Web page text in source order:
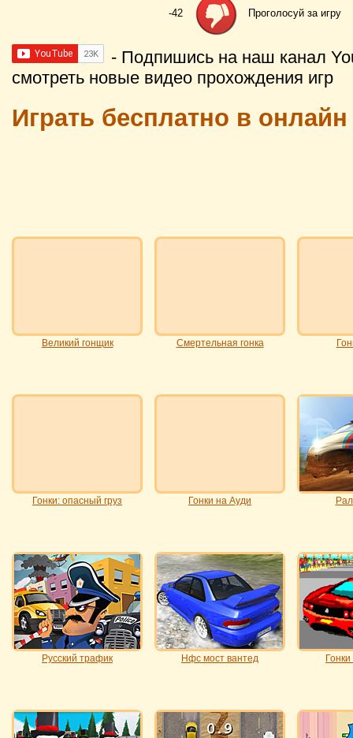
-42 Проголосуй за игру
- Подпишись на наш канал
смотреть новые видео прохождения игр
Играть бесплатно в
Великий гонщик Смертельная гонка
Гонки: опасный груз Гонки на Ауди
Русский трафик Нфс мост вантед